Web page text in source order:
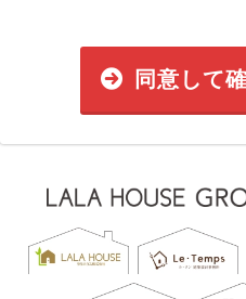
同意して